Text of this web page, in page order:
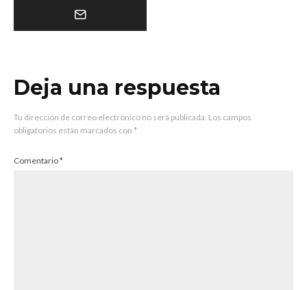
Deja una respuesta
Tu dirección de correo electrónico no será publicada. Los campos
obligatorios están marcados con *
Comentario*